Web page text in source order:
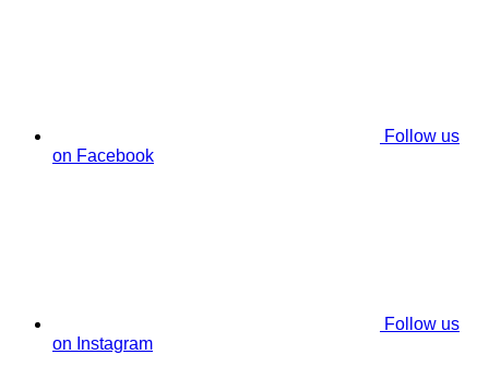
Follow us
on Facebook
Follow us
on Instagram